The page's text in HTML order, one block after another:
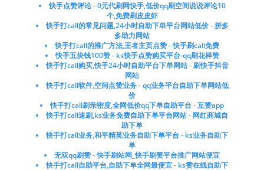
快手点赞评论 - 0元代刷网快手,低价qq刷空间说说评论10
个,免费刷皮皮虾
快手打call的常见问题,24小时自助下单平台网站低价 - 拼多
多助力网站
快手打call的推广方法,王者主页点赞 - 快手刷call免费
快手五块钱100赞 - ks快手点赞购买平台-qq刷花样赞
快手打call购买,快手24小时自助平台下单网站 - 刷快手抖音
网站
快手打call软件,空间点赞业务 - qq业务平台自助下单网站低
价
快手打call刷亲密度,全网低价qq下单自助平台 - 互赞app
快手打call速刷,ks业务免费自助下单平台网站 - 网红商城自
助下单
快手打call业务,和平精英业务自助下单平台 - ks业务自助下
单
无双qq刷赞 - 快手刷站网_快手刷赞平台推广网站便宜
快手打call自助平台,自助下单全网最便宜 - ks赞在线自助下